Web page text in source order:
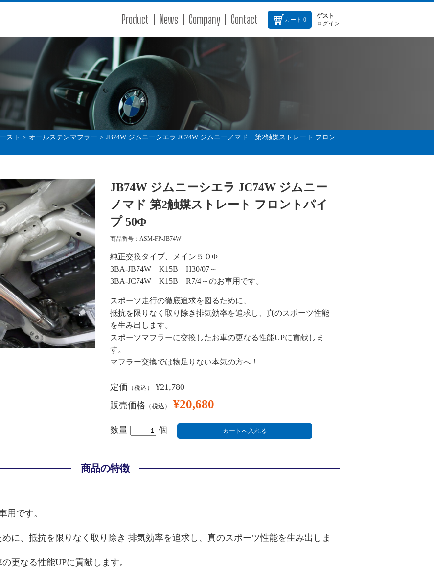
Product News Company Contact カート 0
ゲスト
ログイン
スト > オールステンマフラー > JB74W ジムニーシエラ JC74W ジムニーノマド 第2触媒ストレート フロン
JB74W ジムニーシエラ JC74W ジムニー
ノマド 第2触媒ストレート フロントパイ
プ 50Φ
商品番号：ASM-FP-JB74W
純正交換タイプ、メイン５０Φ
3BA-JB74W K15B H30/07～
3BA-JC74W K15B R7/4～のお車用です。
スポーツ走行の徹底追求を図るために、
抵抗を限りなく取り除き排気効率を追求し、真のスポーツ性能
を生み出します。
スポーツマフラーに交換したお車の更なる性能UPに貢献しま
す。
マフラー交換では物足りない本気の方へ！
定価 （税込）
¥21,780
販売価格 （税込） ¥20,680
数量 個
商品の特徴
です。
に、抵抗を限りなく取り除き 排気効率を追求し、真のスポーツ性能を生み出しま
更なる性能UPに貢献します。